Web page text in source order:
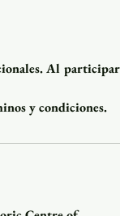
Al participar
y condiciones.